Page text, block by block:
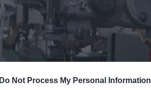
Do Not Process My Personal Information